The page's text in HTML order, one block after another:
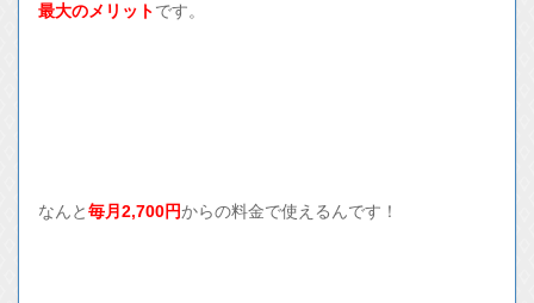
最大のメリットです。
なんと毎月2,700円からの料金で使えるんです！